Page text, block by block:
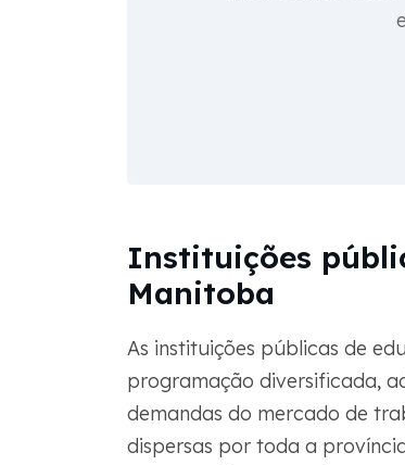
Instituições
Manitoba
As instituições públicas de
programação diversificada,
demandas do mercado de
dispersas por toda a